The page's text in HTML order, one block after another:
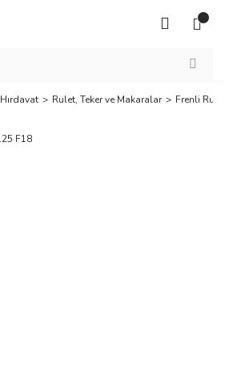
Hırdavat Rulet, Teker ve Makaralar Frenli